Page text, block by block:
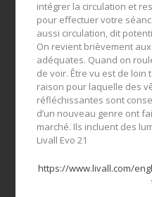
intégrer la circulation et
pour effectuer votre
aussi circulation, dit
On revient brièvement
adéquates. Quand on
de voir. Être vu est de loin
raison pour laquelle des
réfléchissantes sont
d’un nouveau genre ont
marché. Ils incluent des
Livall Evo 21
https://www.livall.com/